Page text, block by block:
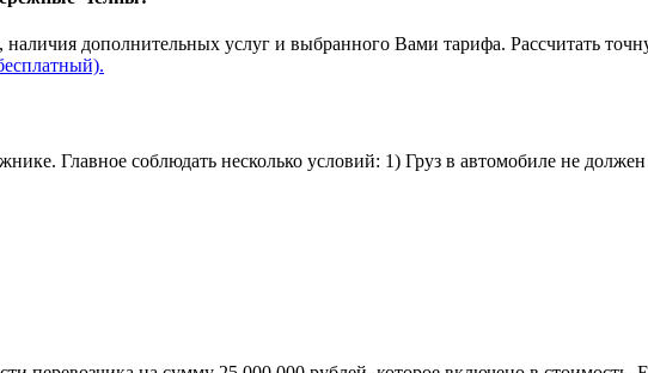
наличия дополнительных услуг и выбранного Вами тарифа. Рассчитать
Главное соблюдать несколько условий: 1) Груз в автомобиле не